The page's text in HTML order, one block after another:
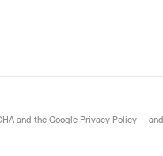
and the Google Privacy Policy and